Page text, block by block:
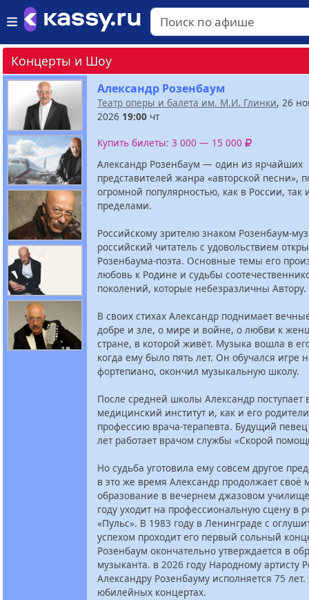
Концерты и Шоу
Александр Розенбаум
Театр оперы и балета им. М.И. Глинки, 26
2026 19:00 чт
Купить билеты: 3 000 — 15 000
Александр Розенбаум — один из ярчайших
представителей жанра «авторской песни»,
огромной популярностью, как в России, так
пределами.
Российскому зрителю знаком Розенбаум-
российский читатель с удовольствием
Розенбаума-поэта. Основные темы его
любовь к Родине и судьбы
поколений, которые небезразличны Автору.
В своих стихах Александр поднимает
добре и зле, о мире и войне, о любви к
стране, в которой живёт. Музыка вошла в
когда ему было пять лет. Он обучался игре
фортепиано, окончил музыкальную школу.
После средней школы Александр поступает
медицинский институт и, как и его
профессию врача-терапевта. Будущий
лет работает врачом службы «Скорой
Но судьба уготовила ему совсем другое
в это же время Александр продолжает своё
образование в вечернем джазовом
году уходит на профессиональную сцену в
«Пульс». В 1983 году в Ленинграде с
успехом проходит его первый сольный
Розенбаум окончательно утверждается в
музыканта. в 2026 году Народному артисту
Александру Розенбауму исполняется 75
юбилейных концертах.